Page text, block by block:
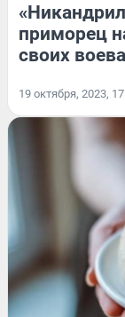
приморец
своих
19 октября, 2023,